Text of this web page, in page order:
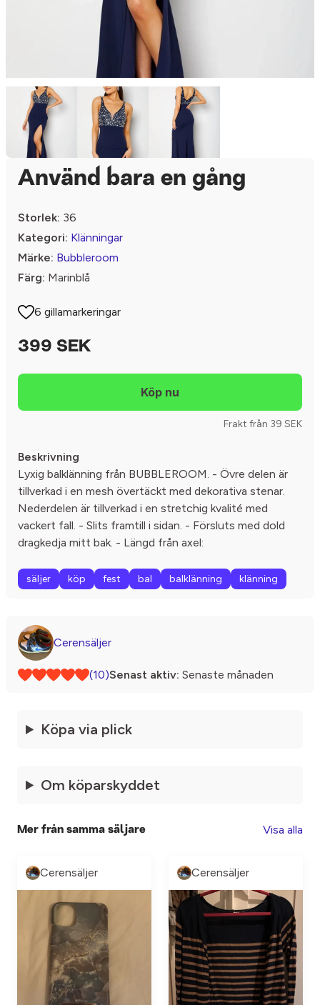
Använd bara en gång
Storlek: 36
Kategori: Klänningar
Märke: Bubbleroom
Färg: Marinblå
6 gillamarkeringar
399 SEK
Frakt från 39 SEK
Beskrivning
Lyxig balklänning från BUBBLEROOM. - Övre delen är
tillverkad i en mesh övertäckt med dekorativa stenar.
Nederdelen är tillverkad i en stretchig kvalité med
vackert fall. - Slits framtill i sidan. - Försluts med dold
dragkedja mitt bak. - Längd från axel:
säljer köp fest bal balklänning klänning
Cerensäljer
(10)Senast aktiv: Senaste månaden
Köpa via plick
Om köparskyddet
Mer från samma säljare Visa alla
Cerensäljer Cerensäljer